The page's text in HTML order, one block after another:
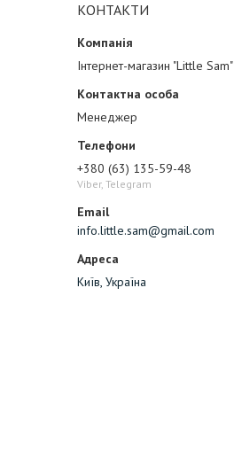
КОНТАКТИ
Інтернет-магазин "Little Sam"
Менеджер
+380 (63) 135-59-48
Viber, Telegram
info.little.sam@gmail.com
Київ, Україна